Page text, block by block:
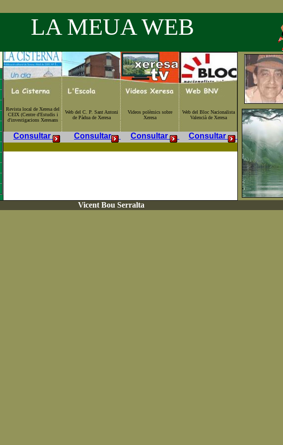
MEUA WEB
Revista local de Xeresa del
CEIX (Centre d'Estudis i
d'investigacions Xeresans
Web del C. P. Sant Antoni
de Pàdua de Xeresa
Videos polèmics sobre
Xeresa
Web del Bloc Nacionalista
Valencià de Xeresa
Consultar Consultar Consultar Consultar
Vicent Bou Serralta